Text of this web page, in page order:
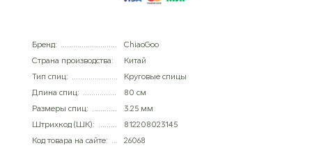
Бренд:
ChiaoGoo
Страна производства:
Китай
Тип спиц:
Круговые спицы
Длина спиц:
80 см
Размеры спиц:
3.25 мм
Штрихкод (ШК):
812208023145
Код товара на сайте:
26068